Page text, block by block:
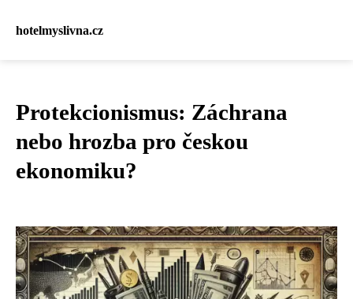
hotelmyslivna.cz
Protekcionismus: Záchrana
nebo hrozba pro českou
ekonomiku?